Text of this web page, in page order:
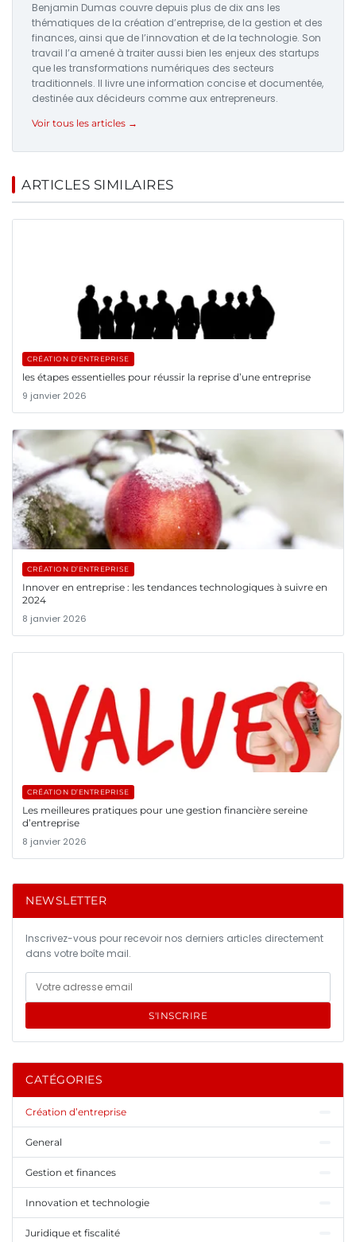
Benjamin Dumas couvre depuis plus de dix ans les
thématiques de la création d’entreprise, de la gestion et des
finances, ainsi que de l’innovation et de la technologie. Son
travail l’a amené à traiter aussi bien les enjeux des startups
que les transformations numériques des secteurs
traditionnels. Il livre une information concise et documentée,
destinée aux décideurs comme aux entrepreneurs.
Voir tous les articles →
ARTICLES SIMILAIRES
CRÉATION D’ENTREPRISE
les étapes essentielles pour réussir la reprise d’une entreprise
9 janvier 2026
CRÉATION D’ENTREPRISE
Innover en entreprise : les tendances technologiques à suivre en
2024
8 janvier 2026
CRÉATION D’ENTREPRISE
Les meilleures pratiques pour une gestion financière sereine
d’entreprise
8 janvier 2026
NEWSLETTER
Inscrivez-vous pour recevoir nos derniers articles directement
dans votre boîte mail.
S'INSCRIRE
CATÉGORIES
Création d’entreprise
General
Gestion et finances
Innovation et technologie
Juridique et fiscalité